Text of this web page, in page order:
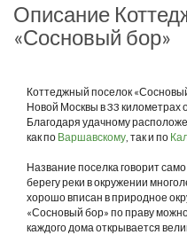
Описание
«Сосновый бор»
Коттеджный поселок
Новой Москвы в 33 километрах
Благодаря удачному
как по Варшавскому, так и по
Название поселка говорит
берегу реки в окружении
хорошо вписан в природное
«Сосновый бор» по праву
каждого дома открывается